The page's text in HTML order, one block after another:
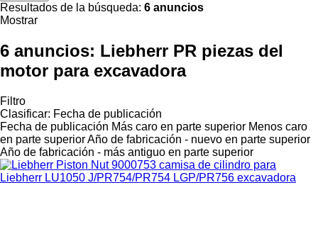
Resultados de la búsqueda: 6 anuncios
Mostrar
6 anuncios: Liebherr PR piezas del
motor para excavadora
Filtro
Clasificar: Fecha de publicación
Fecha de publicación Más caro en parte superior Menos caro
en parte superiorAño de fabricación - nuevo en parte superior
Año de fabricación - más antiguo en parte superior